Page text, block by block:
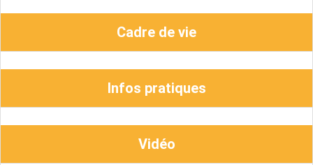
Cadre de vie
Infos pratiques
Vidéo